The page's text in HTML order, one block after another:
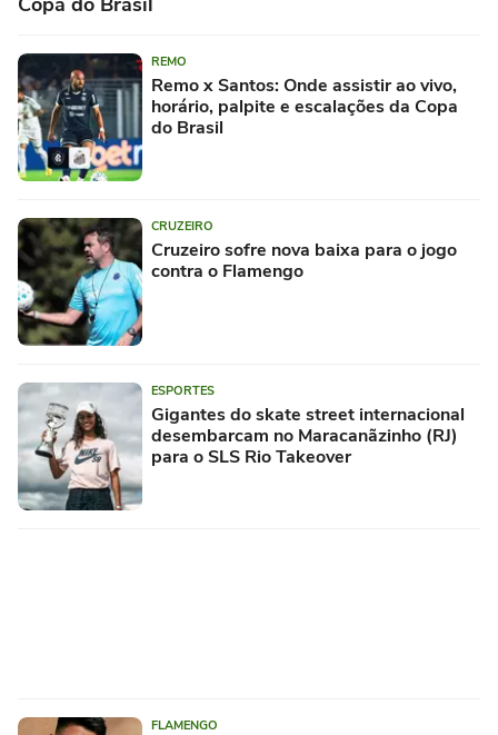
REMO
Remo x Santos: Onde assistir ao vivo,
horário, palpite e escalações da Copa
do Brasil
CRUZEIRO
Cruzeiro sofre nova baixa para o jogo
contra o Flamengo
ESPORTES
Gigantes do skate street internacional
desembarcam no Maracanãzinho (RJ)
para o SLS Rio Takeover
FLAMENGO